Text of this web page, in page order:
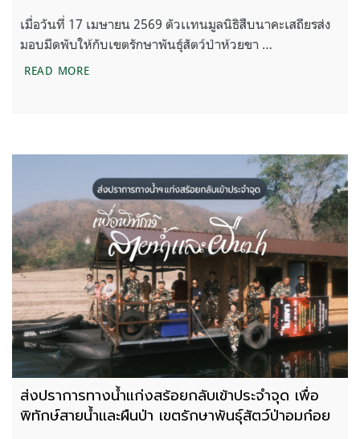
เมื่อวันที่ 17 เมษายน 2569 ตัวเเทนมูลนิธิสืบนาคะเสถียรส่ง
มอบมีดพับให้กับเขตรักษาพันธุ์สัตว์ป่าห้วยขา …
READ MOREส่งมอบ ‘มีดพับ’ จากอาจารย์เสกสรรค์ ประเสริฐกุล
ส่งปราการทางน้ำแก่งสร้อยกลับเข้าประจำจุด เพื่อ
พิทักษ์สายน้ำเเละผืนป่า เขตรักษาพันธุ์สัตว์ป่าอมก๋อย